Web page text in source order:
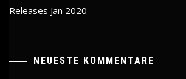
Releases Jan 2020
NEUESTE KOMMENTARE